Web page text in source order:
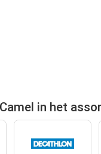
in het